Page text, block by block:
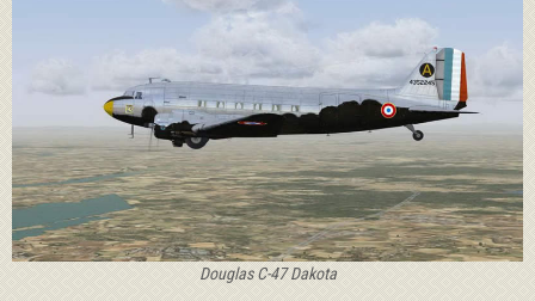
Douglas C-47 Dakota